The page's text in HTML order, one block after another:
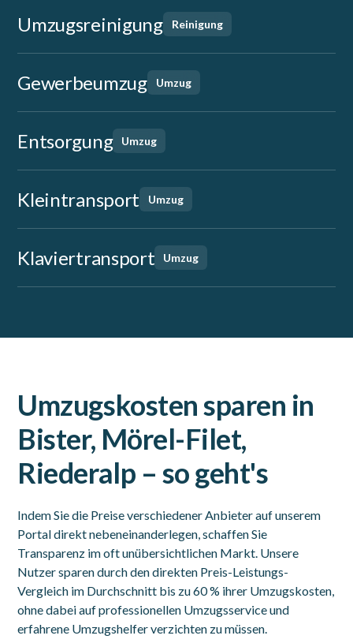
Umzugsreinigung Reinigung
Gewerbeumzug Umzug
Entsorgung Umzug
Kleintransport Umzug
Klaviertransport Umzug
Umzugskosten sparen in
Bister, Mörel-Filet,
Riederalp – so geht's
Indem Sie die Preise verschiedener Anbieter auf unserem
Portal direkt nebeneinanderlegen, schaffen Sie
Transparenz im oft unübersichtlichen Markt. Unsere
Nutzer sparen durch den direkten Preis-Leistungs-
Vergleich im Durchschnitt bis zu 60 % ihrer Umzugskosten,
ohne dabei auf professionellen Umzugsservice und
erfahrene Umzugshelfer verzichten zu müssen.